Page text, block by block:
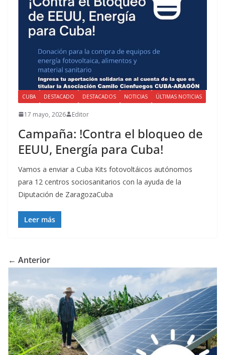
CUBA DESTACADO DESTACADOS NOTICIAS ÚLTIMAS NOTICIAS
17 mayo, 2026 Editor
Campaña: !Contra el bloqueo de
EEUU, Energía para Cuba!
Vamos a enviar a Cuba Kits fotovoltáicos autónomos
para 12 centros sociosanitarios con la ayuda de la
Diputación de ZaragozaCuba
Leer más
← Anterior